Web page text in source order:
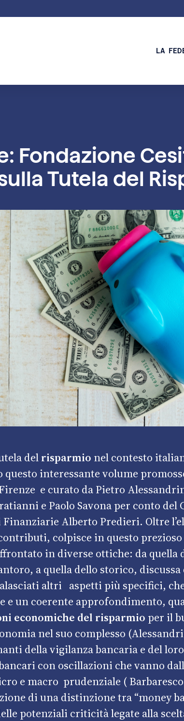
LA
Fondazione
Tutela del
del risparmio nel contesto
questo interessante volume
e curato da Pietro
e Paolo Savona per conto del
Alberto Predieri. Oltre
colpisce in questo
in diverse ottiche: da quella
a quella dello storico,
altri aspetti più specifici,
e un coerente approfondimento,
economiche del risparmio per il
nel suo complesso
della vigilanza bancaria e del
con oscillazioni che vanno
e macro prudenziale (
di una distinzione tra “money
potenziali criticità legate alla